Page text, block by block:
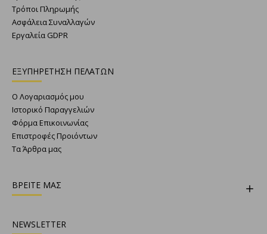
Τρόποι Πληρωμής
Ασφάλεια Συναλλαγών
Εργαλεία GDPR
ΕΞΥΠΗΡΕΤΗΣΗ ΠΕΛΑΤΩΝ
Ο Λογαριασμός μου
Ιστορικό Παραγγελιών
Φόρμα Επικοινωνίας
Επιστροφές Προιόντων
Τα Άρθρα μας
ΒΡΕΙΤΕ ΜΑΣ
NEWSLETTER